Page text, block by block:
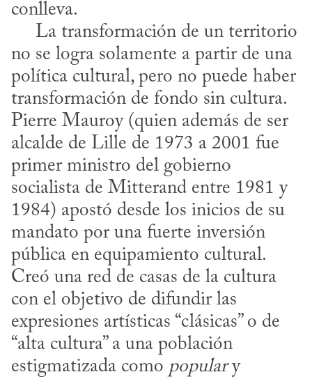
conlleva.
no se logra solamente a partir de una
política cultural, pero no puede haber
transformación de fondo sin cultura.
Pierre Mauroy (quien además de ser
alcalde de Lille de 1973 a 2001 fue
primer ministro del gobierno
socialista de Mitterand entre 1981 y
1984) apostó desde los inicios de su
mandato por una fuerte inversión
pública en equipamiento cultural.
Creó una red de casas de la cultura
con el objetivo de difundir las
expresiones artísticas “clásicas” o de
“alta cultura” a una población
estigmatizada como popular y